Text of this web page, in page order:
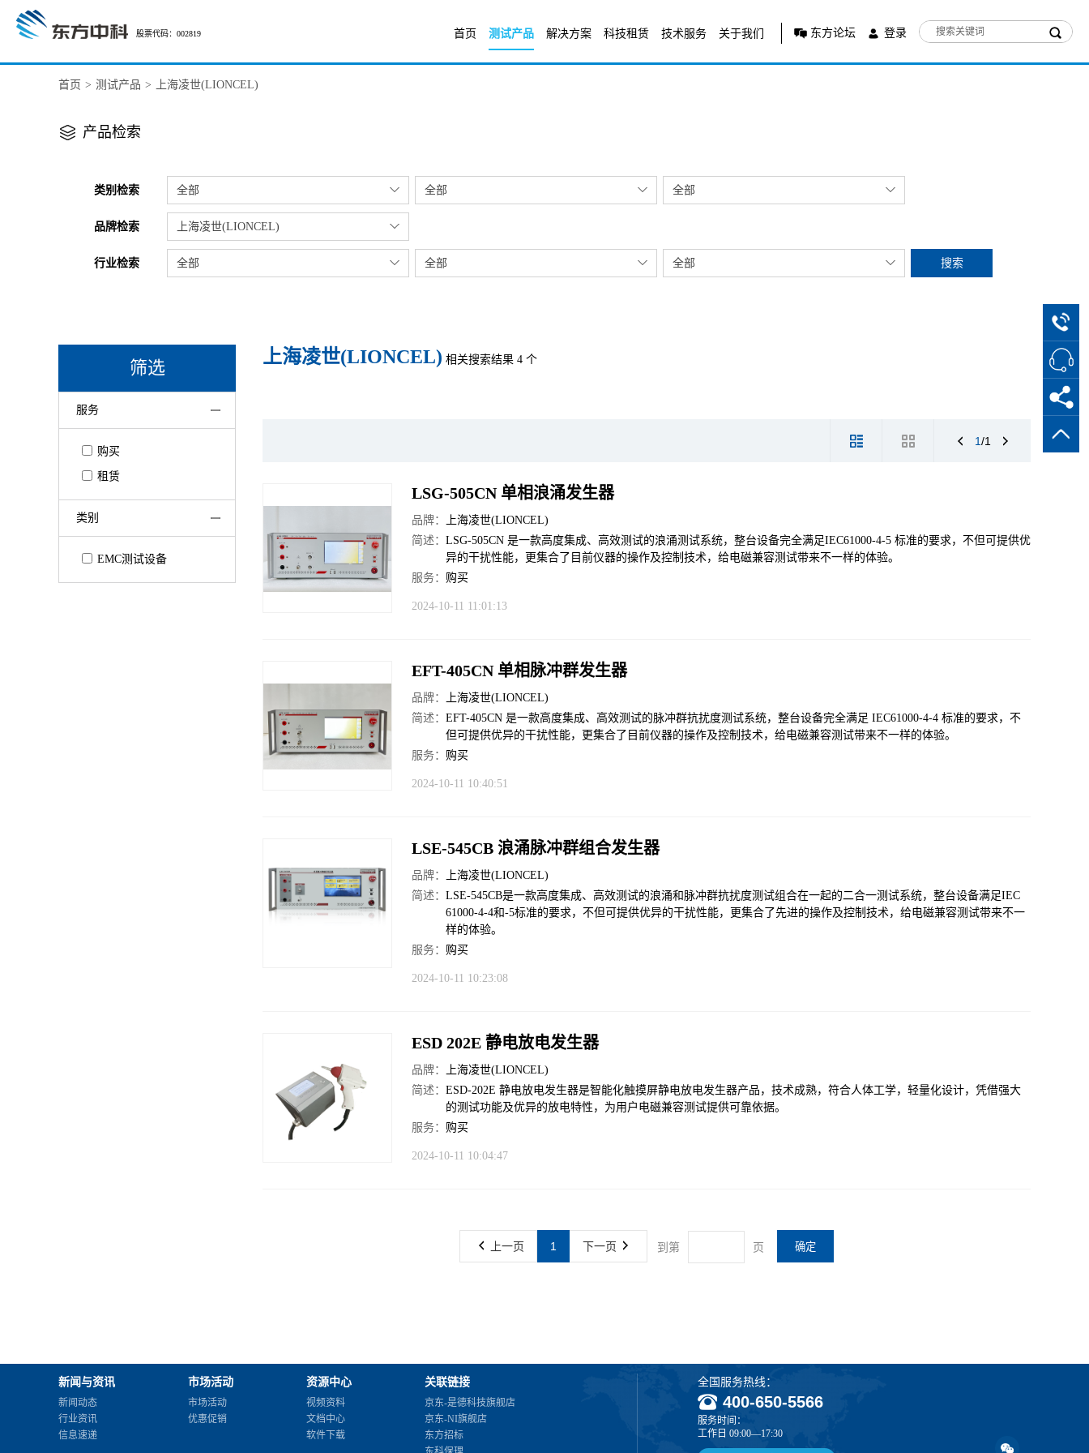
股票代码：002819 首页 测试产品 解决方案 科技租赁 技术服务 关于我们 东方论坛 登录
首页 > 测试产品 > 上海凌世(LIONCEL)
产品检索
类别检索 全部 全部 全部
品牌检索 上海凌世(LIONCEL)
行业检索 全部 全部 全部 搜索
筛选
服务
购买
租赁
类别
EMC测试设备
上海凌世(LIONCEL) 相关搜索结果 4 个
1/1
LSG-505CN 单相浪涌发生器
品牌：
上海凌世(LIONCEL)
简述： LSG-505CN 是一款高度集成、高效测试的浪涌测试系统，整台设备完全满足IEC61000-4-5 标准的要求，不但可提供优
异的干扰性能，更集合了目前仪器的操作及控制技术，给电磁兼容测试带来不一样的体验。
服务： 购买
2024-10-11 11:01:13
EFT-405CN 单相脉冲群发生器
品牌：
上海凌世(LIONCEL)
简述： EFT-405CN 是一款高度集成、高效测试的脉冲群抗扰度测试系统，整台设备完全满足 IEC61000-4-4 标准的要求，不
但可提供优异的干扰性能，更集合了目前仪器的操作及控制技术，给电磁兼容测试带来不一样的体验。
服务： 购买
2024-10-11 10:40:51
LSE-545CB 浪涌脉冲群组合发生器
品牌：
上海凌世(LIONCEL)
简述： LSE-545CB是一款高度集成、高效测试的浪涌和脉冲群抗扰度测试组合在一起的二合一测试系统，整台设备满足IEC
61000-4-4和-5标准的要求，不但可提供优异的干扰性能，更集合了先进的操作及控制技术，给电磁兼容测试带来不一
样的体验。
服务： 购买
2024-10-11 10:23:08
ESD 202E 静电放电发生器
品牌：
上海凌世(LIONCEL)
简述： ESD-202E 静电放电发生器是智能化触摸屏静电放电发生器产品，技术成熟，符合人体工学，轻量化设计，凭借强大
的测试功能及优异的放电特性，为用户电磁兼容测试提供可靠依据。
服务： 购买
2024-10-11 10:04:47
上一页 1 下一页 到第 页 确定
新闻与资讯
新闻动态
行业资讯
信息速递
市场活动
市场活动
优惠促销
资源中心
视频资料
文档中心
软件下载
关联链接
京东-是德科技旗舰店
京东-NI旗舰店
东方招标
全国服务热线：
400-650-5566
服务时间：
工作日 09:00—17:30